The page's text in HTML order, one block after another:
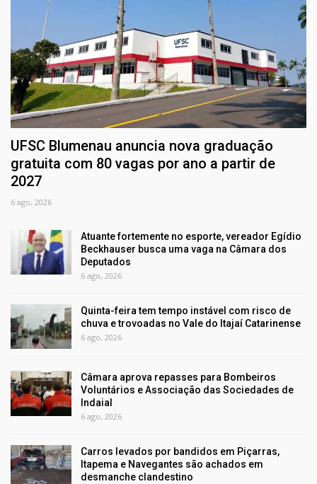
UFSC Blumenau anuncia nova graduação
gratuita com 80 vagas por ano a partir de
2027
6 ago, 2026
Atuante fortemente no esporte, vereador Egídio
Beckhauser busca uma vaga na Câmara dos
Deputados
6 ago, 2026
Quinta-feira tem tempo instável com risco de
chuva e trovoadas no Vale do Itajaí Catarinense
6 ago, 2026
Câmara aprova repasses para Bombeiros
Voluntários e Associação das Sociedades de
Indaial
6 ago, 2026
Carros levados por bandidos em Piçarras,
Itapema e Navegantes são achados em
desmanche clandestino